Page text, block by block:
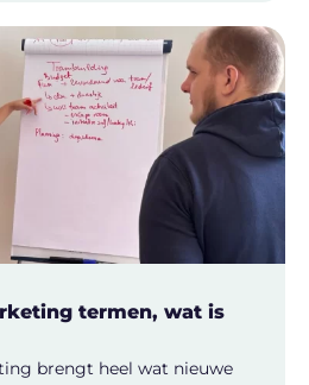
termen, wat is
brengt heel wat nieuwe